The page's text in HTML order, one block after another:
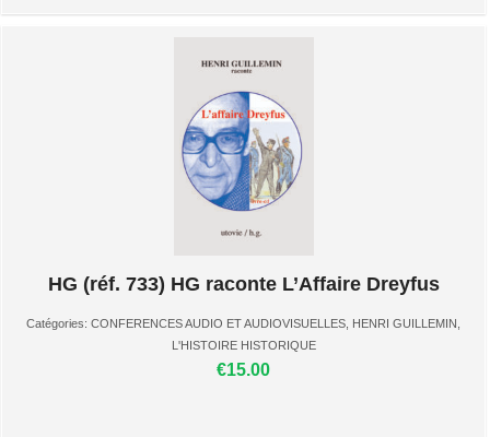
HG (réf. 733) HG raconte L’Affaire Dreyfus
Catégories: CONFERENCES AUDIO ET AUDIOVISUELLES HENRI GUILLEMIN
L'HISTOIRE HISTORIQUE
€15.00